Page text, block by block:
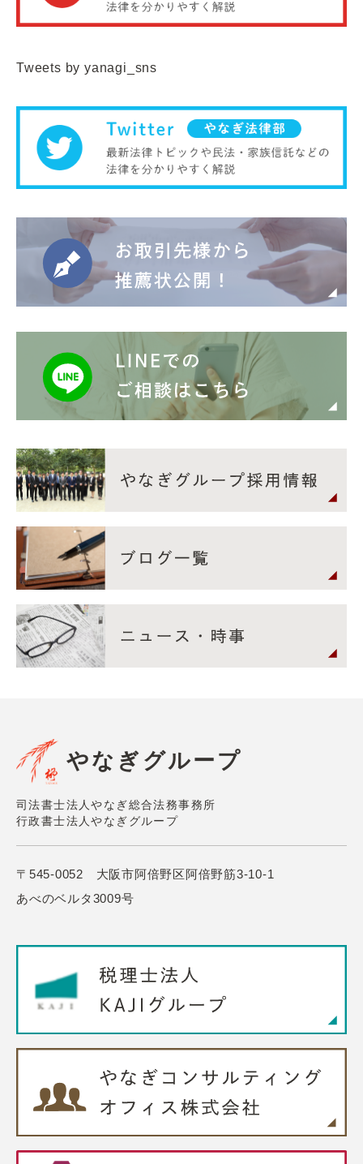
Tweets by yanagi_sns
やなぎグループ
司法書士法人やなぎ総合法務事務所
行政書士法人やなぎグループ
〒545-0052 大阪市阿倍野区阿倍野筋3-10-1
あべのベルタ3009号